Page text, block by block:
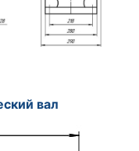
вал
вал